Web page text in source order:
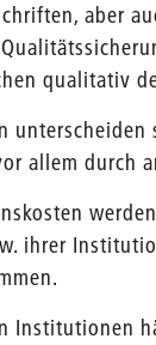
aber
qualitativ
allem durch
ihrer
Institutionen